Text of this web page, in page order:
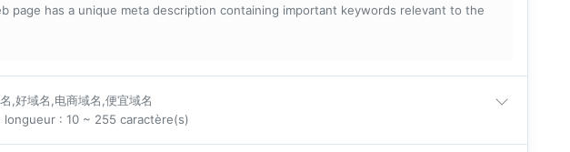
page has a unique meta description containing important keywords relevant to the
,好域名,电商域名,便宜域名
: 10 ~ 255 caractère(s)